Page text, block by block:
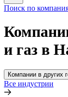
Поиск по
и газ в
Компании в других
Все индустрии